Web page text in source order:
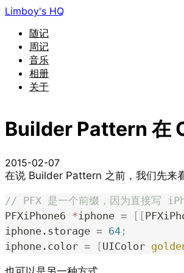
Limboy's HQ
随记
周记
音乐
相册
关于
Builder Pattern 在
2015-02-07
在说 Builder Pattern 之前，我们先来
// PFX 是一个前缀，因为直接写
PFXiPhone6 *iphone = [[
iphone.storage = 64 ;
iphone.color = [UIColor